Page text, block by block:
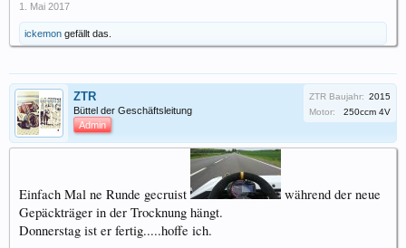
1. Mai 2017
ickemon gefällt das.
ZTR
Büttel der Geschäftsleitung
Admin
ZTR Baujahr: 2015
Motor:
250ccm 4V
Einfach Mal ne Runde gecruist
während der neue
Gepäckträger in der Trocknung hängt.
Donnerstag ist er fertig.....hoffe ich.